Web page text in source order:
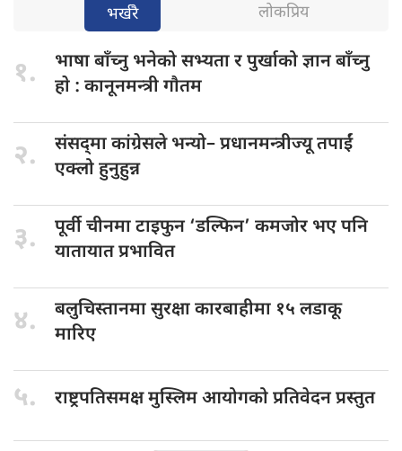
भर्खरै लोकप्रिय
१. भाषा बाँच्नुभनेको सभ्यता र पुर्खाको ज्ञान बाँच्नु
हाे : कानूनमन्त्री गाैतम
२. संसद्‌मा कांग्रेसले भन्यो–प्रधानमन्त्रीज्यू तपाईं
एक्लो हुनुहुन्न
३. पूर्वी चीनमाटाइफुन ‘डल्फिन’ कमजोर भए पनि
यातायात प्रभावित
४. बलुचिस्तानमा सुरक्षाकारबाहीमा १५ लडाकू
मारिए
५. राष्ट्रपतिसमक्ष मुस्लिमआयोगको प्रतिवेदन प्रस्तुत